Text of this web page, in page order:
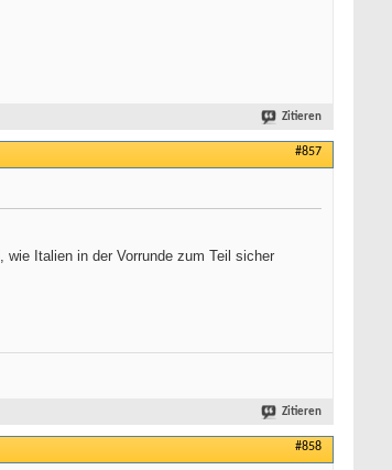
Zitieren
#857
Italien in der Vorrunde zum Teil sicher
Zitieren
#858